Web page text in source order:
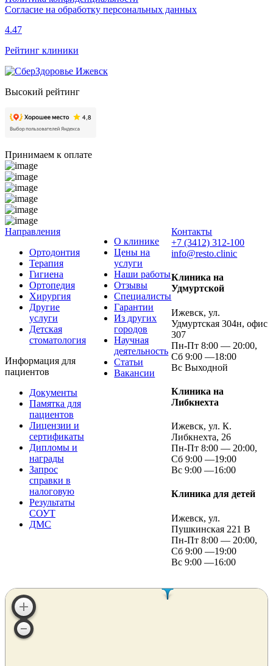
Согласие на обработку персональных данных
4.47
Рейтинг клиники
Высокий рейтинг
Принимаем к оплате
Направления
Ортодонтия
Терапия
Гигиена
Ортопедия
Хирургия
Другие
услуги
Детская
стоматология
Информация для
пациентов
Документы
Памятка для
пациентов
Лицензии и
сертификаты
Дипломы и
награды
Запрос
справки в
налоговую
Результаты
СОУТ
ДМС
О клинике
Цены на
услуги
Наши работы
Отзывы
Специалисты
Гарантии
Из других
городов
Научная
деятельность
Статьи
Вакансии
Контакты
+7 (3412) 312-100
info@resto.clinic
Клиника на
Удмуртской
Ижевск, ул.
Удмуртская 304н, офис
307
Пн-Пт 8:00 — 20:00,
Сб 9:00 —18:00
Вс Выходной
Клиника на
Либкнехта
Ижевск, ул. К.
Либкнехта, 26
Пн-Пт 8:00 — 20:00,
Сб 9:00 —19:00
Вс 9:00 —16:00
Клиника для детей
Ижевск, ул.
Пушкинская 221 В
Пн-Пт 8:00 — 20:00,
Сб 9:00 —19:00
Вс 9:00 —16:00